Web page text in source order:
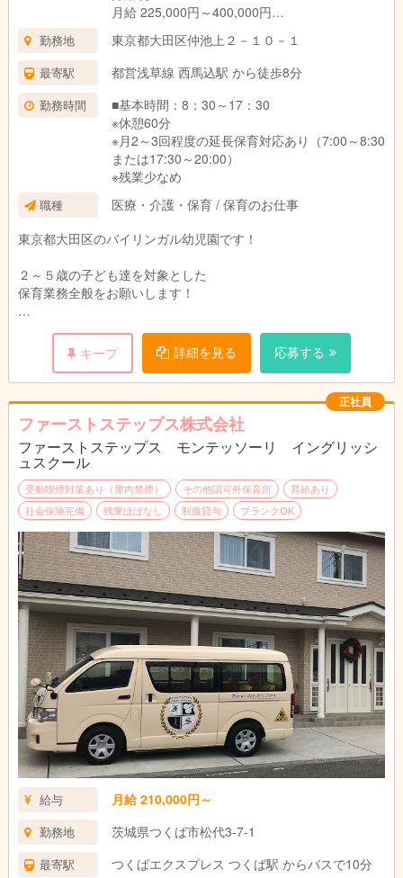
月給 225,000円～400,000円
月給￥225,000～￥400,000 基本給￥225,000～
＋各種手当
【手当】
・資格手当：[保育士]月1万5000円、[幼稚園教
諭]月5000円
・担任手当：[1年目]月3万円、[2年目]月4万円、
[3年目以降]4.5万円
・役職手当
・引越手当（会社規定あり）
【業務内容の変更の範囲】：当社業務全般
勤務地 東京都大田区仲池上２－１０－１
最寄駅 都営浅草線 西馬込駅 から徒歩8分
勤務時間
■基本時間：8：30～17：30
※休憩60分
※月2～3回程度の延長保育対応あり（7:00～8:30
または17:30～20:00）
※残業少なめ
職種
医療・介護・保育 / 保育のお仕事
東京都大田区のバイリンガル幼児園です！
２～５歳の子ども達を対象とした
保育業務全般をお願いします！
・クラス担任業務
・日本語での知能教育カリキュラムの実施
・ネイティブスタッフのサポート
・イベントの企画や運営
・環境設定
・保護者への連絡 など
ネイティブ講師とペアを組み、知育や運動、生活指導を行う担任
業務をお任せします。
英語の授業は専任講師が行うため、あなたは日本語でのフォロー
や保護者対応に専念でき、保育の専門性を存分に発揮できます
クラス担任として、日々の保育や知育指導を行います。
■0・1歳児がいないため、オムツ替え等の負担が少なく、教育に
注力できる環境です。
■担任2～3名体制。製作は3クラス分担を行ないます。
■事務作業や運動補助は交代で行い、効率化を徹底。
■20時には完全閉園。
サービス残業は一切なく、頑張りは残業手当として1分単位で支
給します。
キープ 詳細を見る 応募する
正社員
ファーストステップス株式会社
ファーストステップス モンテッソーリ イングリッシ
ュスクール
受動喫煙対策あり（屋内禁煙） その他認可外保育所
昇給あり
社会保険完備
残業ほぼなし 制服貸与 ブランクOK
給与 月給 210,000円～
勤務地 茨城県つくば市松代3-7-1
最寄駅 つくばエクスプレス つくば駅 からバスで10分